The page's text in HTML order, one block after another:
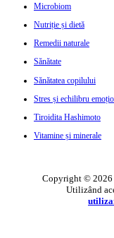
Microbiom
Nutriție și dietă
Remedii naturale
Sănătate
Sănătatea copilului
Stres și echilibru
Tiroidita Hashimoto
Vitamine și minerale
Copyright © 2026
Utilizând